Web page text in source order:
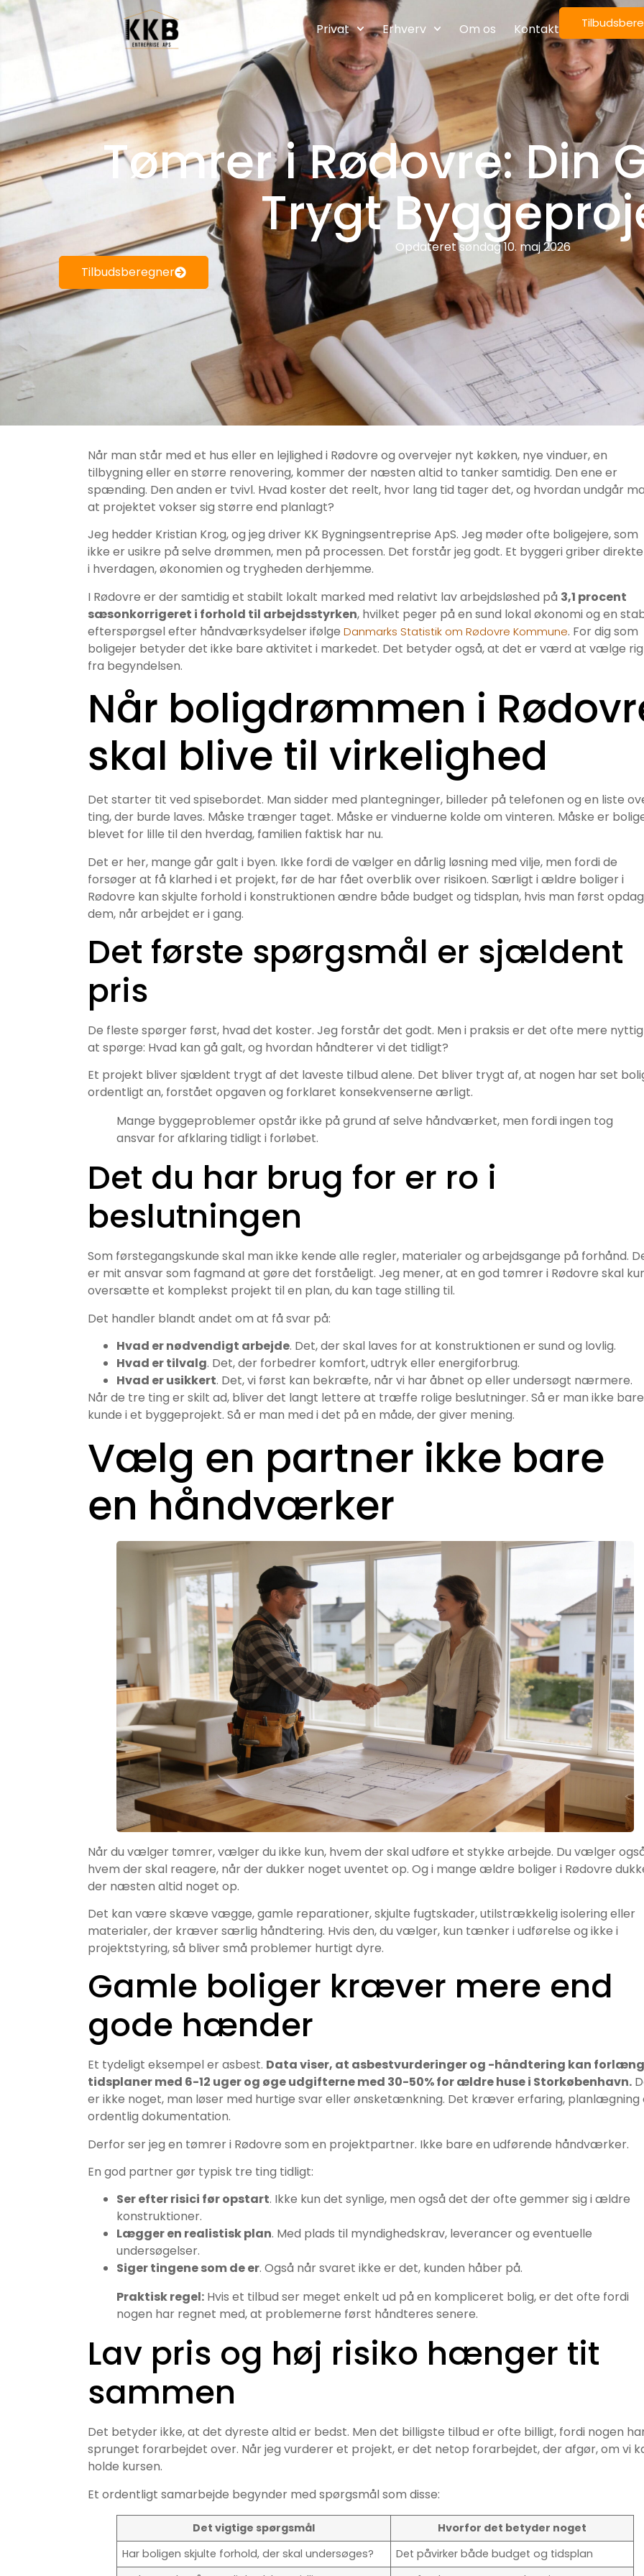
Privat Erhverv Om os Kontakt
Tømrer i Rødovre: Din
Trygt
Opdateret søndag 10. maj 2026
Tilbudsberegner
Når man står med et hus eller en lejlighed i Rødovre og overvejer nyt køkken, nye vinduer, en
tilbygning eller en større renovering, kommer der næsten altid to tanker samtidig. Den ene er
spænding. Den anden er tvivl. Hvad koster det reelt, hvor lang tid tager det, og hvordan undgår
at projektet vokser sig større end planlagt?
Jeg hedder Kristian Krog, og jeg driver KK Bygningsentreprise ApS. Jeg møder ofte boligejere, som
ikke er usikre på selve drømmen, men på processen. Det forstår jeg godt. Et byggeri griber
i hverdagen, økonomien og trygheden derhjemme.
I Rødovre er der samtidig et stabilt lokalt marked med relativt lav arbejdsløshed på 3,1 procent
sæsonkorrigeret i forhold til arbejdsstyrken, hvilket peger på en sund lokal økonomi og en
efterspørgsel efter håndværksydelser ifølge Danmarks Statistik om Rødovre Kommune. For dig som
boligejer betyder det ikke bare aktivitet i markedet. Det betyder også, at det er værd at vælge
fra begyndelsen.
Når boligdrømmen i
skal blive til virkelighed
Det starter tit ved spisebordet. Man sidder med plantegninger, billeder på telefonen og en liste
ting, der burde laves. Måske trænger taget. Måske er vinduerne kolde om vinteren. Måske er
blevet for lille til den hverdag, familien faktisk har nu.
Det er her, mange går galt i byen. Ikke fordi de vælger en dårlig løsning med vilje, men fordi de
forsøger at få klarhed i et projekt, før de har fået overblik over risikoen. Særligt i ældre boliger i
Rødovre kan skjulte forhold i konstruktionen ændre både budget og tidsplan, hvis man først
dem, når arbejdet er i gang.
Det første spørgsmål er sjældent
pris
De fleste spørger først, hvad det koster. Jeg forstår det godt. Men i praksis er det ofte mere
at spørge: Hvad kan gå galt, og hvordan håndterer vi det tidligt?
Et projekt bliver sjældent trygt af det laveste tilbud alene. Det bliver trygt af, at nogen har set
ordentligt an, forstået opgaven og forklaret konsekvenserne ærligt.
Mange byggeproblemer opstår ikke på grund af selve håndværket, men fordi ingen tog
ansvar for afklaring tidligt i forløbet.
Det du har brug for er ro i
beslutningen
Som førstegangskunde skal man ikke kende alle regler, materialer og arbejdsgange på forhånd.
er mit ansvar som fagmand at gøre det forståeligt. Jeg mener, at en god tømrer i Rødovre skal
oversætte et komplekst projekt til en plan, du kan tage stilling til.
Det handler blandt andet om at få svar på:
Hvad er nødvendigt arbejde. Det, der skal laves for at konstruktionen er sund og lovlig.
Hvad er tilvalg. Det, der forbedrer komfort, udtryk eller energiforbrug.
Hvad er usikkert. Det, vi først kan bekræfte, når vi har åbnet op eller undersøgt nærmere.
Når de tre ting er skilt ad, bliver det langt lettere at træffe rolige beslutninger. Så er man ikke bare
kunde i et byggeprojekt. Så er man med i det på en måde, der giver mening.
Vælg en partner ikke bare
en håndværker
Når du vælger tømrer, vælger du ikke kun, hvem der skal udføre et stykke arbejde. Du vælger
hvem der skal reagere, når der dukker noget uventet op. Og i mange ældre boliger i Rødovre
der næsten altid noget op.
Det kan være skæve vægge, gamle reparationer, skjulte fugtskader, utilstrækkelig isolering eller
materialer, der kræver særlig håndtering. Hvis den, du vælger, kun tænker i udførelse og ikke i
projektstyring, så bliver små problemer hurtigt dyre.
Gamle boliger kræver mere end
gode hænder
Et tydeligt eksempel er asbest. Data viser, at asbestvurderinger og -håndtering kan
tidsplaner med 6-12 uger og øge udgifterne med 30-50% for ældre huse i Storkøbenhavn.
er ikke noget, man løser med hurtige svar eller ønsketænkning. Det kræver erfaring, planlægning
ordentlig dokumentation.
Derfor ser jeg en tømrer i Rødovre som en projektpartner. Ikke bare en udførende håndværker.
En god partner gør typisk tre ting tidligt:
Ser efter risici før opstart. Ikke kun det synlige, men også det der ofte gemmer sig i ældre
konstruktioner.
Lægger en realistisk plan. Med plads til myndighedskrav, leverancer og eventuelle
undersøgelser.
Siger tingene som de er. Også når svaret ikke er det, kunden håber på.
Praktisk regel: Hvis et tilbud ser meget enkelt ud på en kompliceret bolig, er det ofte fordi
nogen har regnet med, at problemerne først håndteres senere.
Lav pris og høj risiko hænger tit
sammen
Det betyder ikke, at det dyreste altid er bedst. Men det billigste tilbud er ofte billigt, fordi nogen
sprunget forarbejdet over. Når jeg vurderer et projekt, er det netop forarbejdet, der afgør, om vi
holde kursen.
Et ordentligt samarbejde begynder med spørgsmål som disse:
Det vigtige spørgsmål
Hvorfor det betyder noget
Har boligen skjulte forhold, der skal undersøges?
Det påvirker både budget og tidsplan